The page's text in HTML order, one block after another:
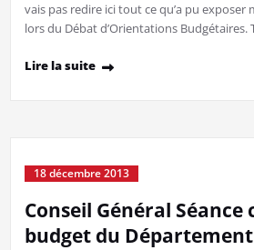
vais pas redire ici tout ce qu’a pu exposer
lors du Débat d’Orientations Budgétaires.
Lire la suite
18 décembre 2013
Conseil Général Séance
budget du Département